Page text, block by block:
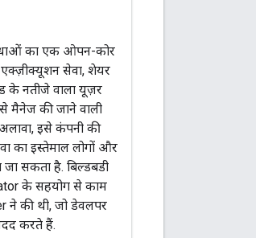
का एक ओपन-कोर
एक्ज़ीक्यूशन सेवा, शेयर
के नतीजे वाला यूज़र
मैनेज की जाने वाली
इसे कंपनी की
का इस्तेमाल लोगों और
सकता है. बिल्डबडी
के सहयोग से काम
ने की थी, जो डेवलपर
करते हैं.